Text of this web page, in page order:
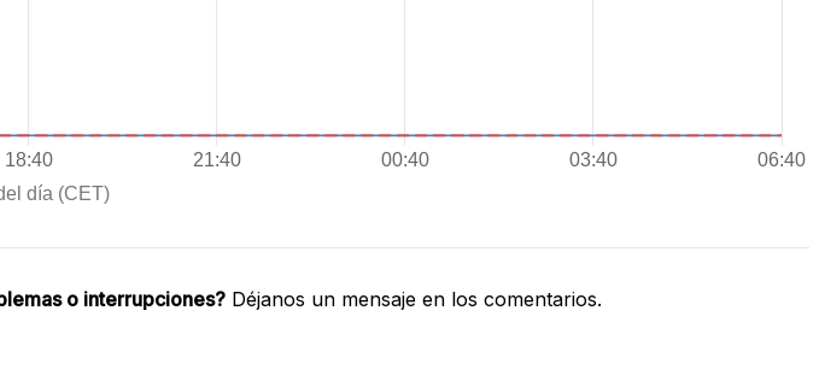
o interrupciones? Déjanos un mensaje en los comentarios.